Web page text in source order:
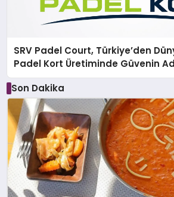
SRV Padel Court, Türkiye’den
Padel Kort Üretiminde Güvenin
Son Dakika